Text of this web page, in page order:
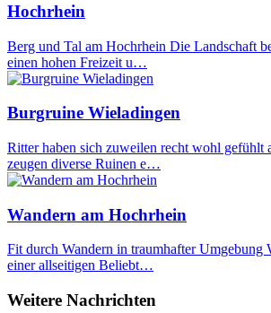
Hochrhein
Berg und Tal am Hochrhein Die Landschaft
einen hohen Freizeit u…
Burgruine Wieladingen
Ritter haben sich zuweilen recht wohl gefühlt
zeugen diverse Ruinen e…
Wandern am Hochrhein
Fit durch Wandern in traumhafter Umgebung
einer allseitigen Beliebt…
Weitere Nachrichten